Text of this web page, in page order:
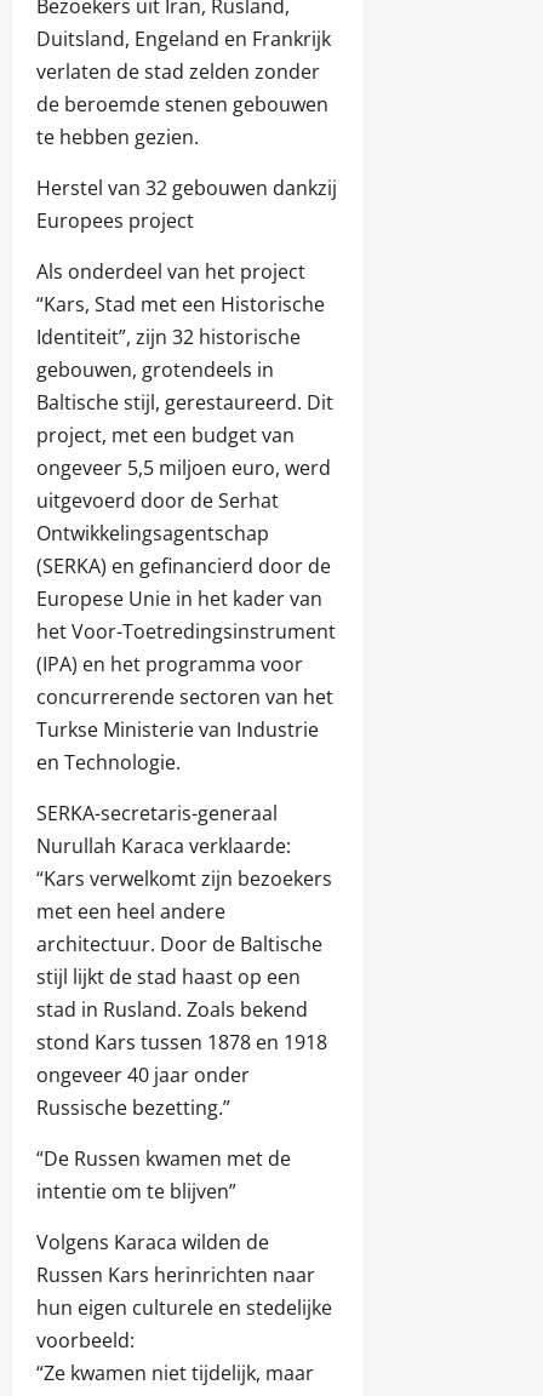
Bezoekers uit Iran, Rusland,
Duitsland, Engeland en Frankrijk
verlaten de stad zelden zonder
de beroemde stenen gebouwen
te hebben gezien.
Herstel van 32 gebouwen dankzij
Europees project
Als onderdeel van het project
“Kars, Stad met een Historische
Identiteit”, zijn 32 historische
gebouwen, grotendeels in
Baltische stijl, gerestaureerd. Dit
project, met een budget van
ongeveer 5,5 miljoen euro, werd
uitgevoerd door de Serhat
Ontwikkelingsagentschap
(SERKA) en gefinancierd door de
Europese Unie in het kader van
het Voor-Toetredingsinstrument
(IPA) en het programma voor
concurrerende sectoren van het
Turkse Ministerie van Industrie
en Technologie.
SERKA-secretaris-generaal
Nurullah Karaca verklaarde:
“Kars verwelkomt zijn bezoekers
met een heel andere
architectuur. Door de Baltische
stijl lijkt de stad haast op een
stad in Rusland. Zoals bekend
stond Kars tussen 1878 en 1918
ongeveer 40 jaar onder
Russische bezetting.”
“De Russen kwamen met de
intentie om te blijven”
Volgens Karaca wilden de
Russen Kars herinrichten naar
hun eigen culturele en stedelijke
voorbeeld:
“Ze kwamen niet tijdelijk, maar